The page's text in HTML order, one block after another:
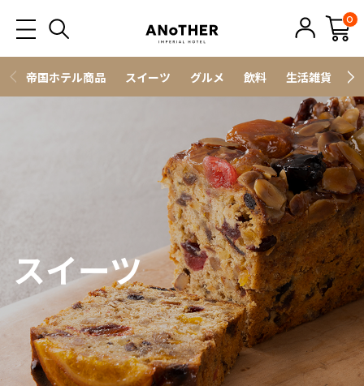
0
帝国ホテル商品 スイーツ グルメ 飲料 生活雑貨
スイーツ